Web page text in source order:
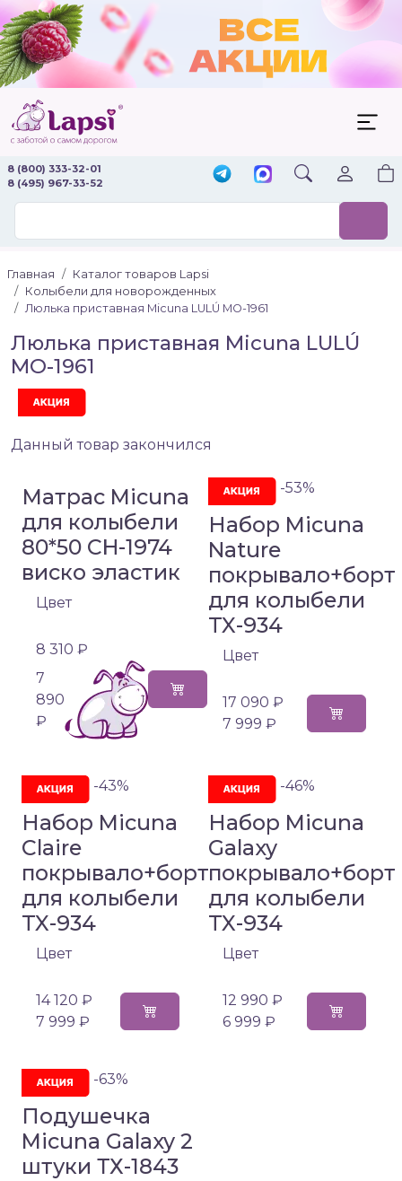
8 (800) 333-32-01
8 (495) 967-33-52
Главная
Каталог товаров Lapsi
Колыбели для новорожденных
Люлька приставная Micuna LULÚ МО-1961
Люлька приставная Micuna LULÚ
МО-1961
Данный товар закончился
Матрас Micuna
для колыбели
80*50 CH-1974
виско эластик
Цвет
8 310 ₽
7
890
₽
-53%
Набор Micuna
Nature
покрывало+борт
для колыбели
TX-934
Цвет
17 090 ₽
7 999 ₽
-43%
Набор Micuna
Claire
покрывало+борт
для колыбели
TX-934
Цвет
14 120 ₽
7 999 ₽
-46%
Набор Micuna
Galaxy
покрывало+борт
для колыбели
TX-934
Цвет
12 990 ₽
6 999 ₽
-63%
Подушечка
Micuna Galaxy 2
штуки ТХ-1843